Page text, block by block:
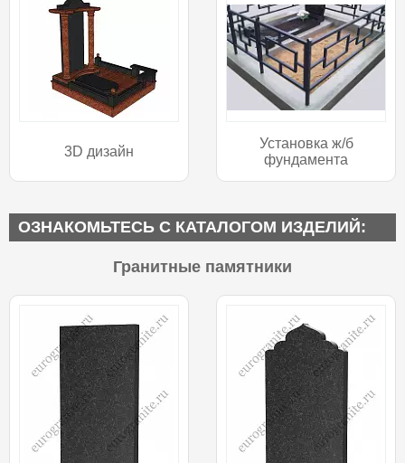
3D дизайн
Установка ж/б
фундамента
ОЗНАКОМЬТЕСЬ С КАТАЛОГОМ ИЗДЕЛИЙ:
Гранитные памятники